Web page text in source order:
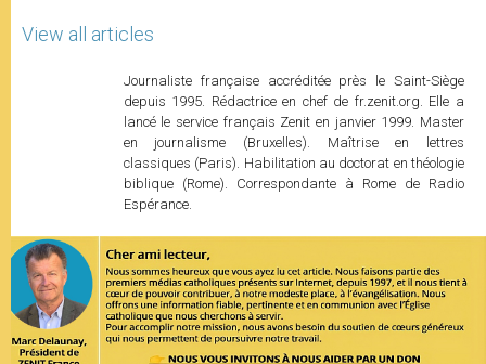
View all articles
Journaliste française accréditée près le Saint-Siège
depuis 1995. Rédactrice en chef de fr.zenit.org. Elle a
lancé le service français Zenit en janvier 1999. Master
en journalisme (Bruxelles). Maîtrise en lettres
classiques (Paris). Habilitation au doctorat en théologie
biblique (Rome). Correspondante à Rome de Radio
Espérance.